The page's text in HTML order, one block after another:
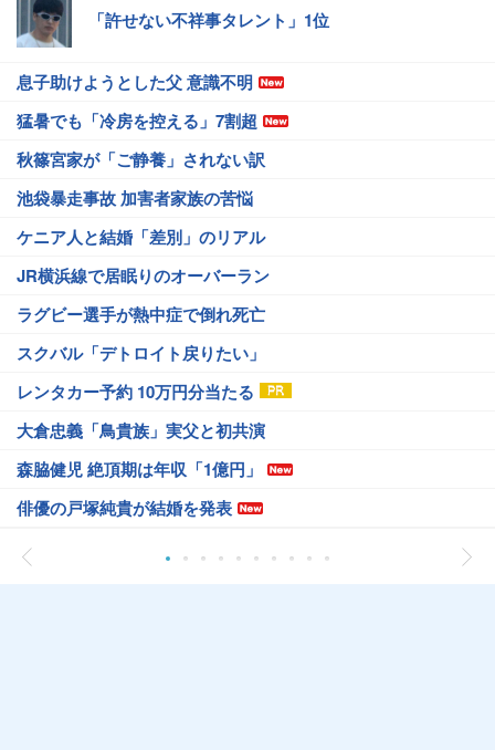
「許せない不祥事タレント」1位
息子助けようとした父 意識不明
猛暑でも「冷房を控える」7割超
秋篠宮家が「ご静養」されない訳
池袋暴走事故 加害者家族の苦悩
ケニア人と結婚「差別」のリアル
JR横浜線で居眠りのオーバーラン
ラグビー選手が熱中症で倒れ死亡
スクバル「デトロイト戻りたい」
レンタカー予約 10万円分当たる
大倉忠義「鳥貴族」実父と初共演
森脇健児 絶頂期は年収「1億円」
俳優の戸塚純貴が結婚を発表